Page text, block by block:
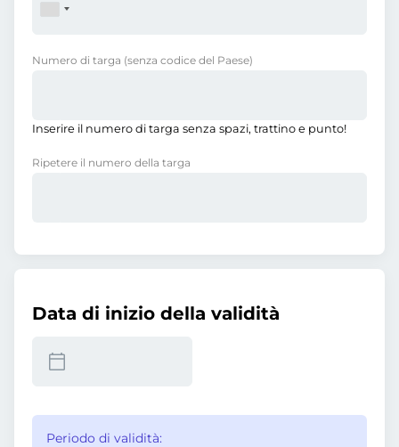
Numero di targa (senza codice del Paese)
Inserire il numero di targa senza spazi, trattino e punto!
Ripetere il numero della targa
Data di inizio della validità
Periodo di validità: